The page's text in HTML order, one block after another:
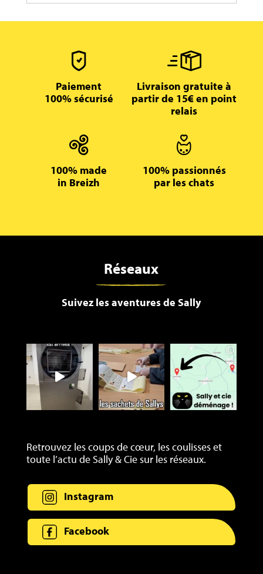
Paiement
100% sécurisé
Livraison gratuite à
partir de 15€ en point
relais
100% made
in Breizh
100% passionnés
par les chats
Réseaux
Suivez les aventures de Sally
Retrouvez les coups de cœur, les coulisses et
toute l’actu de Sally & Cie sur les réseaux.
Instagram
Facebook